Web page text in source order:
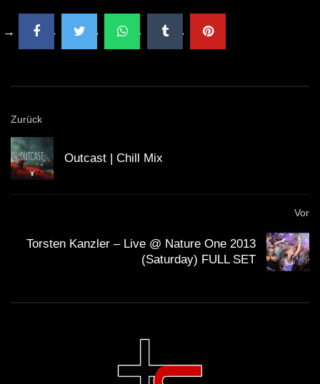
Zurück
Outcast | Chill Mix
Vor
Torsten Kanzler – Live @ Nature One 2013
(Saturday) FULL SET